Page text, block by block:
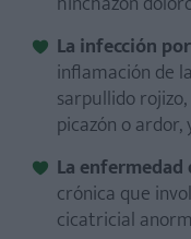
La infección
inflamación de
sarpullido
picazón o
La
crónica que
cicatricial